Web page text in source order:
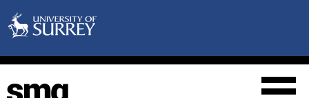
утихать
утка
утомиться